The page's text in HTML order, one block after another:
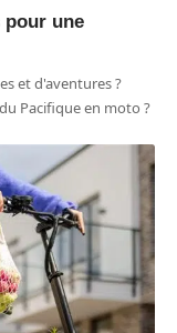
une
et d'aventures ?
Pacifique en moto ?